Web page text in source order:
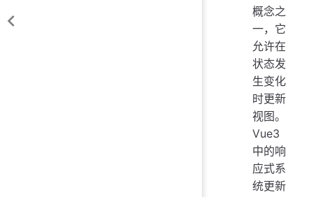
概念之
一，它
允许在
状态发
生变化
时更新
视图。
Vue3
中的响
应式系
统更新